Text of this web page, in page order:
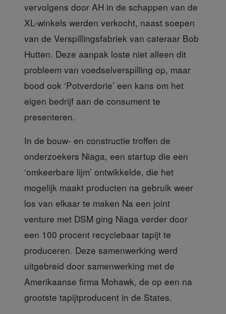
vervolgens door AH in de schappen van de
XL-winkels werden verkocht, naast soepen
van de Verspillingsfabriek van cateraar Bob
Hutten. Deze aanpak loste niet alleen dit
probleem van voedselverspilling op, maar
bood ook ‘Potverdorie’ een kans om het
eigen bedrijf aan de consument te
presenteren.
In de bouw- en constructie troffen de
onderzoekers Niaga, een startup die een
‘omkeerbare lijm’ ontwikkelde, die het
mogelijk maakt producten na gebruik weer
los van elkaar te maken Na een joint
venture met DSM ging Niaga verder door
een 100 procent recyclebaar tapijt te
produceren. Deze samenwerking werd
uitgebreid door samenwerking met de
Amerikaanse firma Mohawk, de op een na
grootste tapijtproducent in de States.